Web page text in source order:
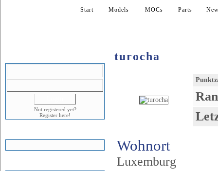
Start Models MOCs Parts
Not registered yet?
Register here!
turocha
Wohnort
Luxemburg